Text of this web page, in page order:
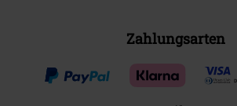
Zahlungsarten